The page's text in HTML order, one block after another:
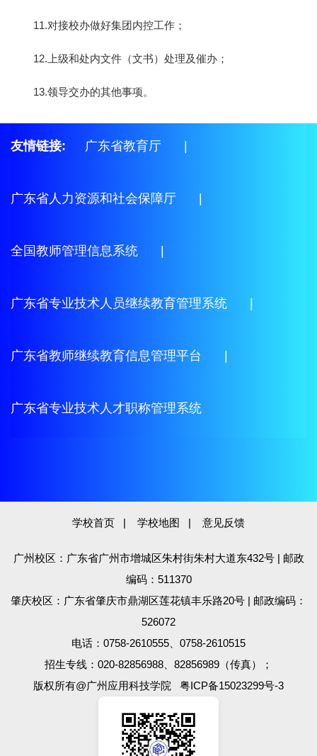
11.对接校办做好集团内控工作；
12.上级和处内文件（文书）处理及催办；
13.领导交办的其他事项。
友情链接: 广东省教育厅
广东省人力资源和社会保障厅
全国教师管理信息系统
广东省专业技术人员继续教育管理系统
广东省教师继续教育信息管理平台
广东省专业技术人才职称管理系统
学校首页 学校地图 意见反馈
广州校区：广东省广州市增城区朱村街朱村大道东432号 | 邮政
编码：511370
肇庆校区：广东省肇庆市鼎湖区莲花镇丰乐路20号 | 邮政编码：
526072
电话：0758-2610555、0758-2610515
招生专线：020-82856988、82856989（传真）；
版权所有@广州应用科技学院 粤ICP备15023299号-3